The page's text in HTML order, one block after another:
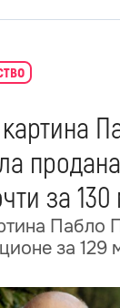
за
Пабло
за 129